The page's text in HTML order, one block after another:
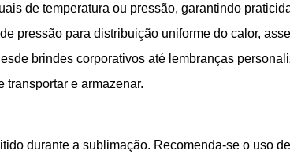
de temperatura ou pressão, garantindo
pressão para distribuição uniforme do calor,
brindes corporativos até lembranças
transportar e armazenar.
durante a sublimação. Recomenda-se o uso